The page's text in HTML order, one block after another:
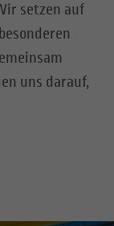
setzen auf
uns darauf,